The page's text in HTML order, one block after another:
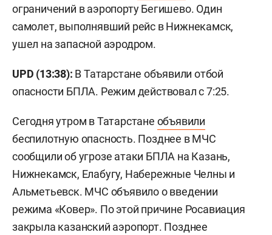
ограничений в аэропорту Бегишево. Один
самолет, выполнявший рейс в Нижнекамск,
ушел на запасной аэродром.
UPD (13:38): В Татарстане объявили отбой
опасности БПЛА. Режим действовал с 7:25.
Сегодня утром в Татарстане объявили
беспилотную опасность. Позднее в МЧС
сообщили об угрозе атаки БПЛА на Казань,
Нижнекамск, Елабугу, Набережные Челны и
Альметьевск. МЧС объявило о введении
режима «Ковер». По этой причине Росавиация
закрыла казанский аэропорт. Позднее